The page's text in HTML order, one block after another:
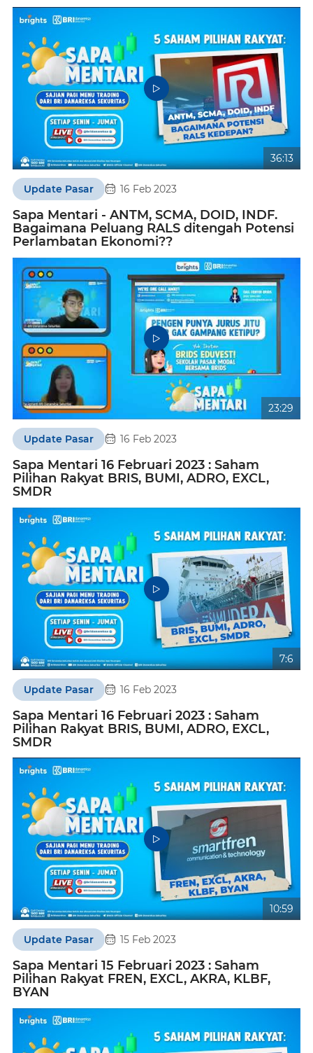
36:13
Update Pasar 16 Feb 2023
Sapa Mentari - ANTM, SCMA, DOID, INDF.
Bagaimana Peluang RALS ditengah Potensi
Perlambatan Ekonomi??
23:29
Update Pasar 16 Feb 2023
Sapa Mentari 16 Februari 2023 : Saham
Pilihan Rakyat BRIS, BUMI, ADRO, EXCL,
SMDR
7:6
Update Pasar 16 Feb 2023
Sapa Mentari 16 Februari 2023 : Saham
Pilihan Rakyat BRIS, BUMI, ADRO, EXCL,
SMDR
10:59
Update Pasar 15 Feb 2023
Sapa Mentari 15 Februari 2023 : Saham
Pilihan Rakyat FREN, EXCL, AKRA, KLBF,
BYAN